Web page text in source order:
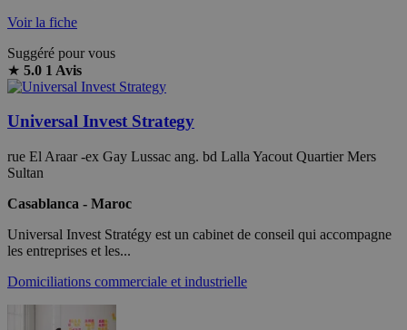
Voir la fiche
Suggéré pour vous
★ 5.0 1 Avis
Universal Invest Strategy
rue El Araar -ex Gay Lussac ang. bd Lalla Yacout Quartier Mers
Sultan
Casablanca - Maroc
Universal Invest Stratégy est un cabinet de conseil qui accompagne
les entreprises et les...
Domiciliations commerciale et industrielle